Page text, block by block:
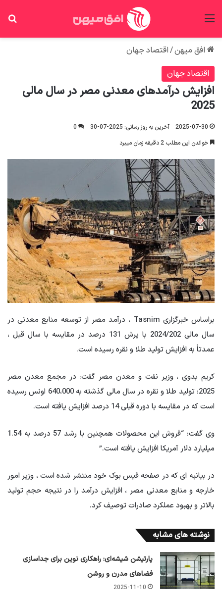
افق میهن/اقتصاد جهان
اقتصاد جهان
افزایش درآمدهای معدنی مصر در سال مالی
2025
2025-07-30 آخرین به روز رسانی: 2025-07-30
0
خواندن این مطلب 2 دقیقه زمان میبرد
براساس خبرگزاری Tasnim ، درآمد مصر از توسعه منابع معدنی در
سال مالی 2024/202 با پرش 131 درصد در مقایسه با سال قبل ،
عمدتاً به افزایش تولید طلا و نقره رسیده است.
کریم بدوی ، وزیر نفت و معدن مصر گفت: در مجمع معدن مصر
2025: تولید طلا و نقره در سال مالی گذشته به 640،000 اونس رسیده
است که در مقایسه با دوره قبلی 14 درصد افزایش یافته است.
وی گفت: “فروش این محصولات همچنین با رشد 57 درصد به 1.54
میلیارد دلار آمریکا افزایش یافته است.”
در بیانیه ای که در صفحه فیس بوک خود منتشر شده است ، وزیر امور
خارجه و منابع معدنی مصر ، افزایش درآمد را در نتیجه حجم تولید
بالاتر و بهبود عملکرد صادرات توصیف کرد.
نوشته های مشابه
پارتیشن شیشه‌ای: راهکاری نوین برای جداسازی
فضاهای مدرن و روشن
2025-11-10